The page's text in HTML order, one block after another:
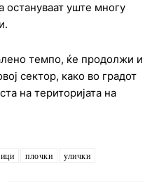
уште многу
темпо, ќе продолжи и
сектор, како во градот
на територијата на
плочки улички